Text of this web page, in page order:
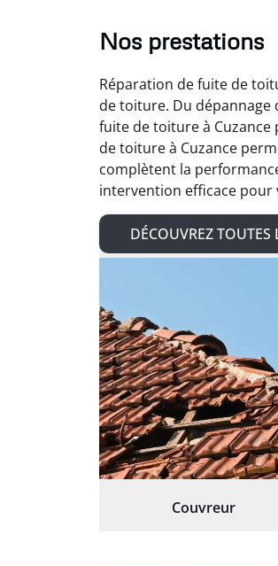
Nos prestations
Réparation de fuite de
de toiture. Du dépannage
fuite de toiture à
de toiture à Cuzance
complètent la
intervention efficace pour
DÉCOUVREZ TOUTES
Couvreur